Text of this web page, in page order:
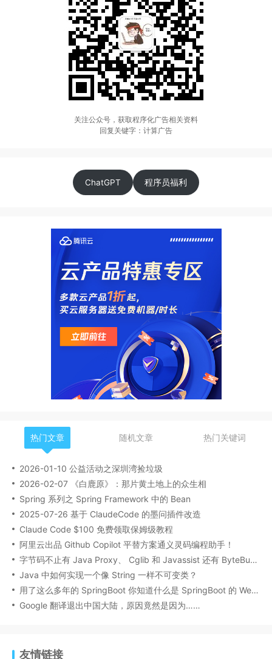
关注公众号，获取程序化广告相关资料
回复关键字：计算广告
ChatGPT 程序员福利
热门文章 随机文章 热门关键词
2026-01-10 公益活动之深圳湾捡垃圾
2026-02-07 《白鹿原》：那片黄土地上的众生相
Spring 系列之 Spring Framework 中的 Bean
2025-07-26 基于 ClaudeCode 的墨问插件改造
Claude Code $100 免费领取保姆级教程
阿里云出品 Github Copilot 平替方案通义灵码编程助手！
字节码不止有 Java Proxy、 Cglib 和 Javassist 还有 ByteBuddy
Java 中如何实现一个像 String 一样不可变类？
用了这么多年的 SpringBoot 你知道什么是 SpringBoot 的 Web 类型推断吗？
Google 翻译退出中国大陆，原因竟然是因为……
友情链接